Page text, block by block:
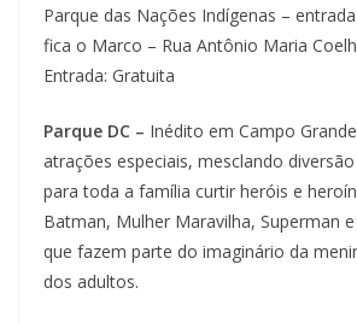
Parque das Nações Indígenas –
fica o Marco – Rua Antônio Maria
Entrada: Gratuita
Parque DC – Inédito em Campo
atrações especiais, mesclando
para toda a família curtir heróis e
Batman, Mulher Maravilha, Superman
que fazem parte do imaginário da
dos adultos.